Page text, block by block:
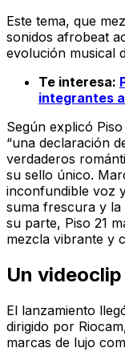
Este tema, que
sonidos afrobeat
evolución musical
Te interesa:
integrantes
Según explicó
“una declaración
verdaderos
su sello único.
inconfundible voz
suma frescura y
su parte, Piso 21
mezcla vibrante y
Un
El lanzamiento
dirigido por
marcas de lujo